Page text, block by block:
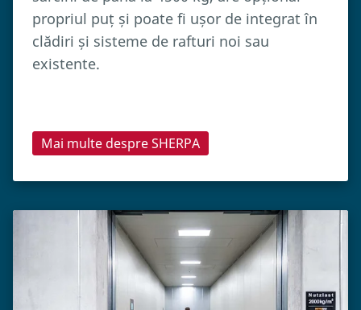
propriul puț și poate fi ușor de integrat în
clădiri și sisteme de rafturi noi sau
existente.
Mai multe despre SHERPA